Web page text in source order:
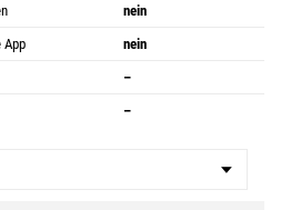
nein
App
nein
–
–